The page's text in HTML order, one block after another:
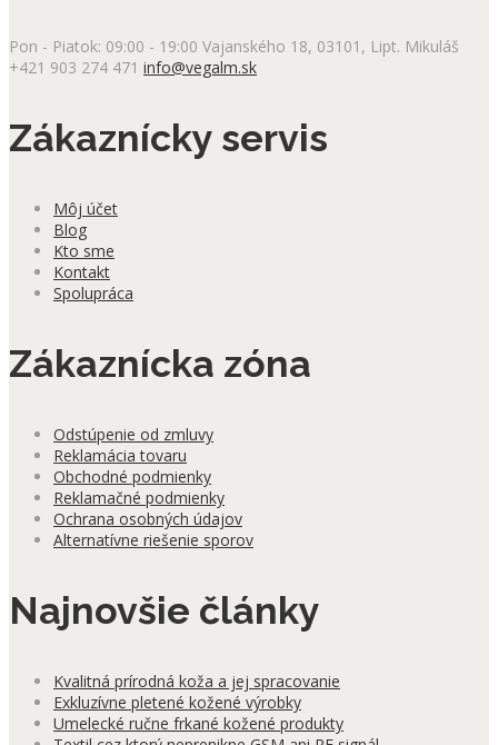
na
stránke
Pon - Piatok: 09:00 - 19:00 Vajanského 18, 03101, Lipt. Mikuláš
+421 903 274 471 info@vegalm.sk
Zákaznícky servis
Môj účet
Blog
Kto sme
Kontakt
Spolupráca
Zákaznícka zóna
Odstúpenie od zmluvy
Reklamácia tovaru
Obchodné podmienky
Reklamačné podmienky
Ochrana osobných údajov
Alternatívne riešenie sporov
Najnovšie články
Kvalitná prírodná koža a jej spracovanie
Exkluzívne pletené kožené výrobky
Umelecké ručne frkané kožené produkty